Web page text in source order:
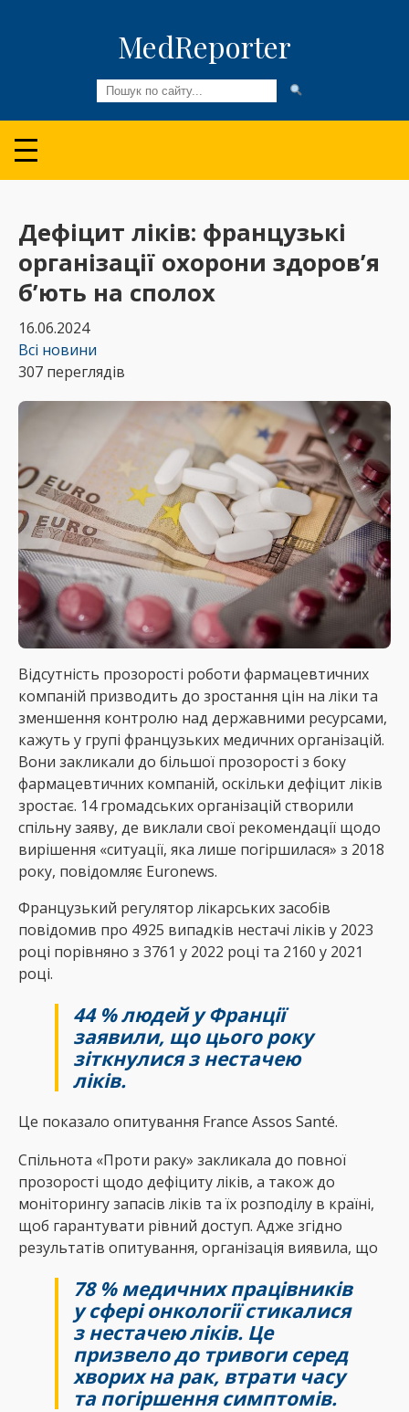
MedReporter
Всі новини
Огляди та Аналітика
Медспільнота
Колонки
Відео
Пацієнтам
Дефіцит ліків: французькі
організації охорони здоров’я
б’ють на сполох
16.06.2024
Всі новини
307 переглядів
Відсутність прозорості роботи фармацевтичних
компаній призводить до зростання цін на ліки та
зменшення контролю над державними ресурсами,
кажуть у групі французьких медичних організацій.
Вони закликали до більшої прозорості з боку
фармацевтичних компаній, оскільки дефіцит ліків
зростає. 14 громадських організацій створили
спільну заяву, де виклали свої рекомендації щодо
вирішення «ситуації, яка лише погіршилася» з 2018
року, повідомляє Еuronews.
Французький регулятор лікарських засобів
повідомив про 4925 випадків нестачі ліків у 2023
році порівняно з 3761 у 2022 році та 2160 у 2021
році.
44 % людей у ​​Франції
заявили, що цього року
зіткнулися з нестачею
ліків.
Це показало опитування France Assos Santé.
Спільнота «Проти раку» закликала до повної
прозорості щодо дефіциту ліків, а також до
моніторингу запасів ліків та їх розподілу в країні,
щоб гарантувати рівний доступ. Адже згідно
результатів опитування, організація виявила, що
78 % медичних працівників
у сфері онкології стикалися
з нестачею ліків. Це
призвело до тривоги серед
хворих на рак, втрати часу
та погіршення симптомів.